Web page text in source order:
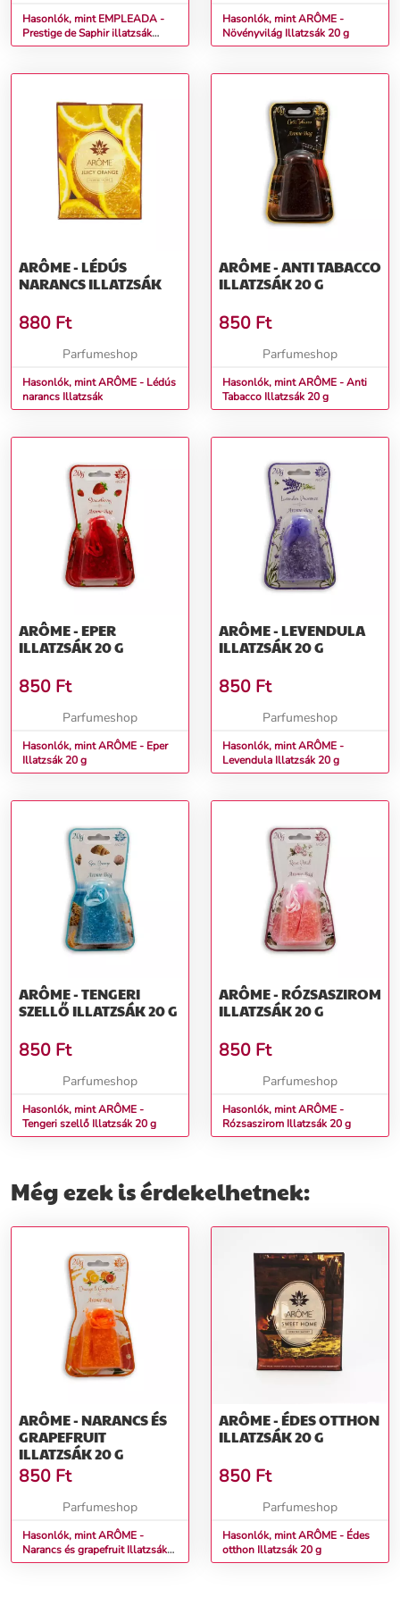
Hasonlók, mint EMPLEADA -
Prestige de Saphir illatzsák
Illatzsák 30 g
Hasonlók, mint ARÔME -
Növényvilág Illatzsák 20 g
ARÔME - LÉDÚS
NARANCS ILLATZSÁK
880 Ft
Parfumeshop
Hasonlók, mint ARÔME - Lédús
narancs Illatzsák
ARÔME - ANTI TABACCO
ILLATZSÁK 20 G
850 Ft
Parfumeshop
Hasonlók, mint ARÔME - Anti
Tabacco Illatzsák 20 g
ARÔME - EPER
ILLATZSÁK 20 G
850 Ft
Parfumeshop
Hasonlók, mint ARÔME - Eper
Illatzsák 20 g
ARÔME - LEVENDULA
ILLATZSÁK 20 G
850 Ft
Parfumeshop
Hasonlók, mint ARÔME -
Levendula Illatzsák 20 g
ARÔME - TENGERI
SZELLŐ ILLATZSÁK 20 G
850 Ft
Parfumeshop
Hasonlók, mint ARÔME -
Tengeri szellő Illatzsák 20 g
ARÔME - RÓZSASZIROM
ILLATZSÁK 20 G
850 Ft
Parfumeshop
Hasonlók, mint ARÔME -
Rózsaszirom Illatzsák 20 g
Még ezek is érdekelhetnek:
ARÔME - NARANCS ÉS
GRAPEFRUIT
ILLATZSÁK 20 G
850 Ft
Parfumeshop
Hasonlók, mint ARÔME -
Narancs és grapefruit Illatzsák
20 g
ARÔME - ÉDES OTTHON
ILLATZSÁK 20 G
850 Ft
Parfumeshop
Hasonlók, mint ARÔME - Édes
otthon Illatzsák 20 g